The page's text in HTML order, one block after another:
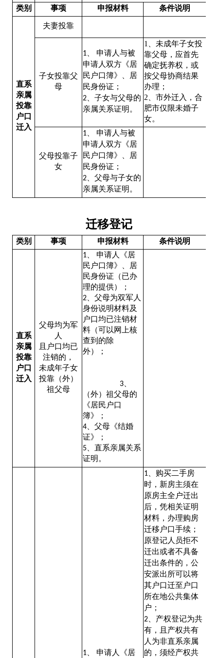
类别 事项 申报材料 条件说明
直系
亲属
投靠
户口
迁入
夫妻投靠
子女投靠父
母
1
申请人与被
申请人双方《居
民户口簿》、居
民身份证；
2 、子女与父母的
亲属关系证明。
1、未成年子女投
靠父母，应首先
确定抚养权，或
按父母协商结果
办理；
2、市外迁入，合
肥市仅限未婚子
女。
父母投靠子
女
1
申请人与被
申请人双方《居
民户口簿》、居
民身份证；
2 、父母与子女的
亲属关系证明。
迁移登记
类别 事项 申报材料 条件说明
直系
亲属
投靠
户口
迁入
父母均为军
人
且户口均已
注销的，
未成年子女
投靠（外）
祖父母
1、 申请人《居
民户口簿》、居
民身份证（已办
理的提供）；
2、父母为双军人
身份说明材料及
户口均已注销材
料（可以网上核
查到的除
外）；
3、
（外）祖父母的
《居民户口
簿》；
4、父母《结婚
证》；
5、直系亲属关系
证明。
1
申请人《居
1 、购买二手房
时，新房主须在
原房主全户迁出
后，凭相关证明
材料，办理购房
迁移户口手续；
原登记人员拒不
迁出或者不具备
迁出条件的，公
安派出所可以将
其户口迁至户口
所在地公共集体
户；
2 、产权登记为共
有，且产权共有
人为非直系亲属
的，须经产权共